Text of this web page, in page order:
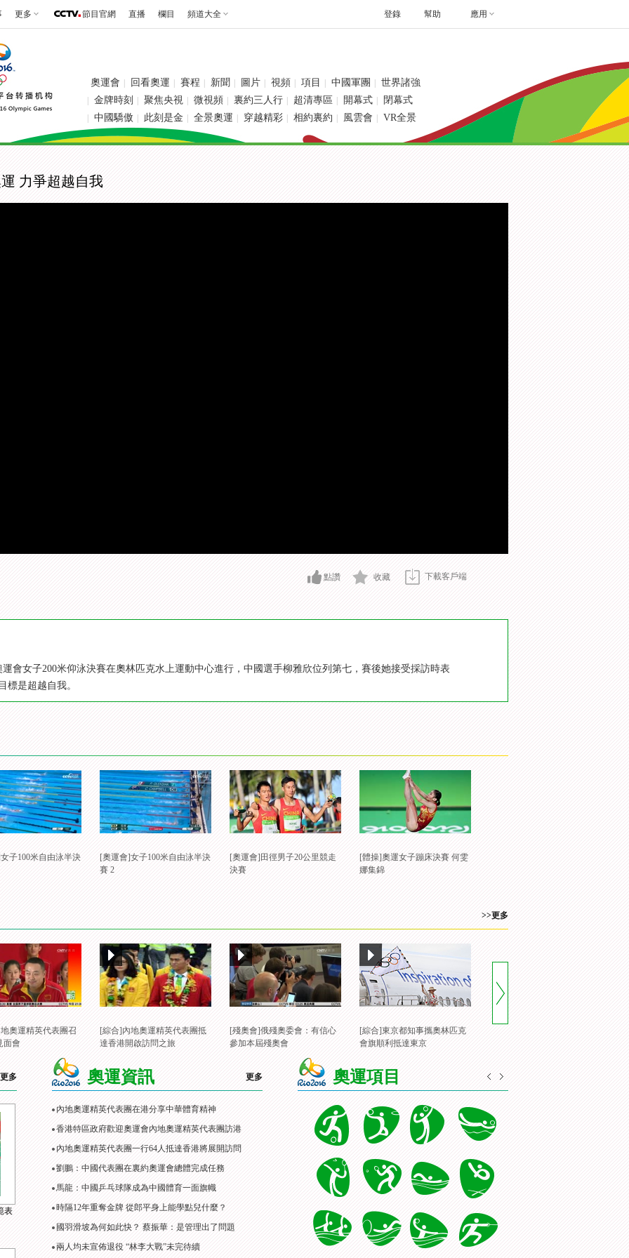
更多 節目官網 直播 欄目 頻道大全 幫助 應用
登錄
奧運會 回看奧運 賽程 新聞 圖片 視頻 項目 中國軍團 世界諸強
金牌時刻 聚焦央視 微視頻 裏約三人行 超清專區 開幕式 閉幕式
中國驕傲 此刻是金 全景奧運 穿越精彩 相約裏約 風雲會 VR全景
力爭超越自我
點讚 收藏 下載客戶端
運會女子200米仰泳決賽在奧林匹克水上運動中心進行，中國選手柳雅欣位列第七，賽後她接受採訪時表
標是超越自我。
子100米自由泳半決
[奧運會]女子100米自由泳半決
賽 2
[奧運會]田徑男子20公里競走
決賽
[體操]奧運女子蹦床決賽 何雯
娜集錦
>>更多
奧運精英代表團召
面會
[綜合]內地奧運精英代表團抵
達香港開啟訪問之旅
[殘奧會]俄殘奧委會：有信心
參加本屆殘奧會
[綜合]東京都知事攜奧林匹克
會旗順利抵達東京
更多
表
奧運資訊 更多
內地奧運精英代表團在港分享中華體育精神
香港特區政府歡迎奧運會內地奧運精英代表團訪港
內地奧運精英代表團一行64人抵達香港將展開訪問
劉鵬：中國代表團在裏約奧運會總體完成任務
馬龍：中國乒乓球隊成為中國體育一面旗幟
時隔12年重奪金牌 從郎平身上能學點兒什麼？
國羽滑坡為何如此快？ 蔡振華：是管理出了問題
兩人均未宣佈退役 “林李大戰”未完待續
奧運項目